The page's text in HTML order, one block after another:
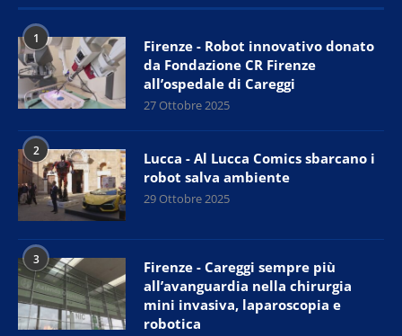
1
Firenze - Robot innovativo donato
da Fondazione CR Firenze
all’ospedale di Careggi
27 Ottobre 2025
2
Lucca - Al Lucca Comics sbarcano i
robot salva ambiente
29 Ottobre 2025
3
Firenze - Careggi sempre più
all’avanguardia nella chirurgia
mini invasiva, laparoscopia e
robotica